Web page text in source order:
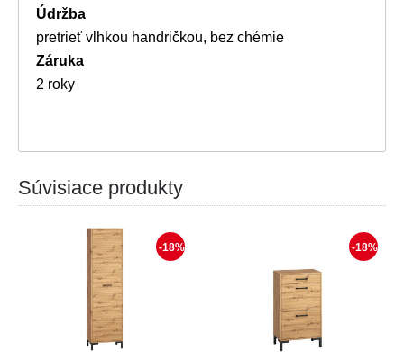
Údržba
pretrieť vlhkou handričkou, bez chémie
Záruka
2 roky
Súvisiace produkty
-18% -18%